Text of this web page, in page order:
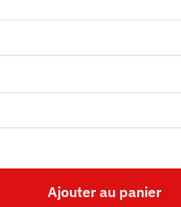
Ajouter au panier